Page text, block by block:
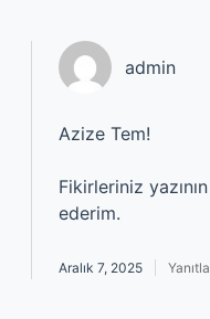
admin
Azize Tem!
Fikirleriniz yazının
ederim.
Aralık 7, 2025 Yanıtla